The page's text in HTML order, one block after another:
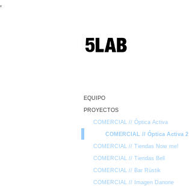
EQUIPO
PROYECTOS
COMERCIAL // Óptica Activa
COMERCIAL // Óptica Activa 2
COMERCIAL // Tiendas Now me!
COMERCIAL // Tiendas Bell
COMERCIAL // Bar Rüstik
COMERCIAL // Imagen Danone